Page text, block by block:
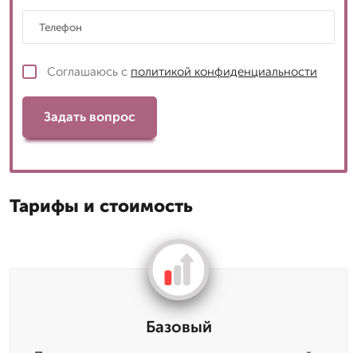
Соглашаюсь с политикой конфиденциальности
Задать вопрос
Тарифы и стоимость
Базовый